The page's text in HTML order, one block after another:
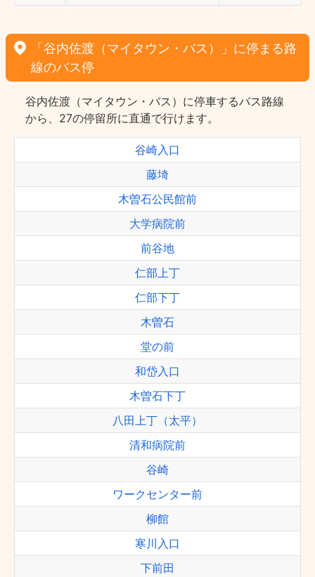
「谷内佐渡（マイタウン・バス）」に停まる路
線のバス停
谷内佐渡（マイタウン・バス）に停車するバス路線
から、27の停留所に直通で行けます。
谷崎入口
藤埼
木曽石公民館前
大学病院前
前谷地
仁部上丁
仁部下丁
木曽石
堂の前
和岱入口
木曽石下丁
八田上丁（太平）
清和病院前
谷崎
ワークセンター前
柳館
寒川入口
下前田